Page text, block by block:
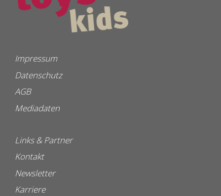
Impressum
Datenschutz
AGB
Mediadaten
Links & Partner
Kontakt
Newsletter
Karriere